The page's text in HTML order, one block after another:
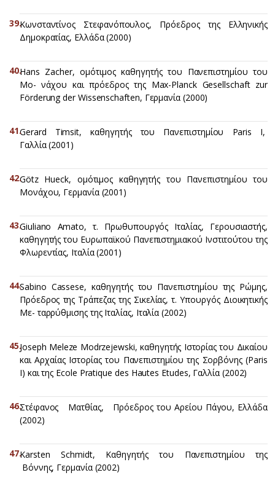
Κωνσταντίνος Στεφανόπουλος, Πρόεδρος της Ελληνικής
Δημοκρατίας, Ελλάδα (2000)
Hans Zacher, ομότιμος καθηγητής του Πανεπιστημίου του
Μο- νάχου και πρόεδρος της Max-Planck Gesellschaft zur
Förderung der Wissenschaften, Γερμανία (2000)
Gerard Timsit, καθηγητής του Πανεπιστημίου Paris I,
Γαλλία (2001)
Götz Hueck, ομότιμος καθηγητής του Πανεπιστημίου του
Μονάχου, Γερμανία (2001)
Giuliano Amato, τ. Πρωθυπουργός Ιταλίας, Γερουσιαστής,
καθηγητής του Ευρωπαϊκού Πανεπιστημιακού Ινστιτούτου της
Φλωρεντίας, Ιταλία (2001)
Sabino Cassese, καθηγητής του Πανεπιστημίου της Ρώμης,
Πρόεδρος της Τράπεζας της Σικελίας, τ. Υπουργός Διοικητικής
Με- ταρρύθμισης της Ιταλίας, Ιταλία (2002)
Joseph Meleze Modrzejewski, καθηγητής Ιστορίας του Δικαίου
και Αρχαίας Ιστορίας του Πανεπιστημίου της Σορβόνης (Paris
I) και της Ecole Pratique des Hautes Etudes, Γαλλία (2002)
Στέφανος Ματθίας, Πρόεδρος του Αρείου Πάγου, Ελλάδα
(2002)
Karsten Schmidt, Καθηγητής του Πανεπιστημίου της
Βόννης, Γερμανία (2002)